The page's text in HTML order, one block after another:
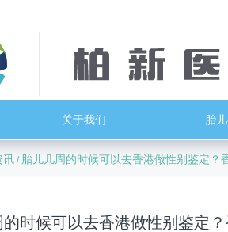
关于我们 胎
讯 / 胎儿几周的时候可以去香港做性别鉴定？
的时候可以去香港做性别鉴定